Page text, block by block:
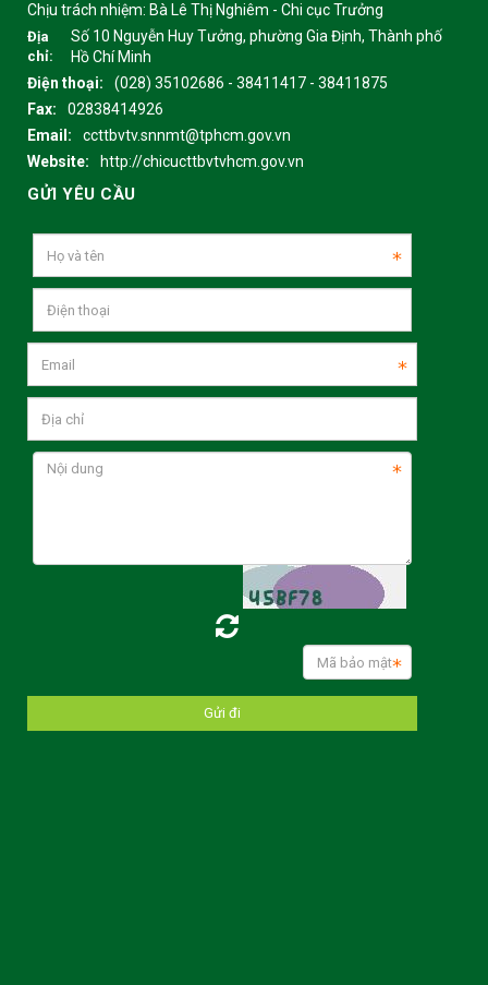
Chịu trách nhiệm: Bà Lê Thị Nghiêm - Chi cục Trưởng
Địa
chỉ:
Số 10 Nguyễn Huy Tưởng, phường Gia Định, Thành phố
Hồ Chí Minh
Điện thoại:
(028) 35102686 - 38411417 - 38411875
Fax:
02838414926
Email:
ccttbvtv.snnmt@tphcm.gov.vn
Website:
http://chicucttbvtvhcm.gov.vn
GỬI YÊU CẦU